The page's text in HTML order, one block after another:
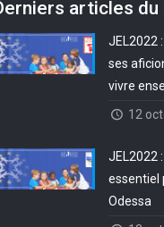
articles du
JEL2022
ses
vivre
12
JEL2022
essentiel
Odessa